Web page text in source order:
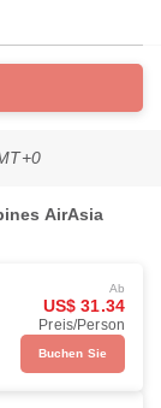
AirAsia
Ab
US$ 31.34
Preis/Person
Buchen Sie